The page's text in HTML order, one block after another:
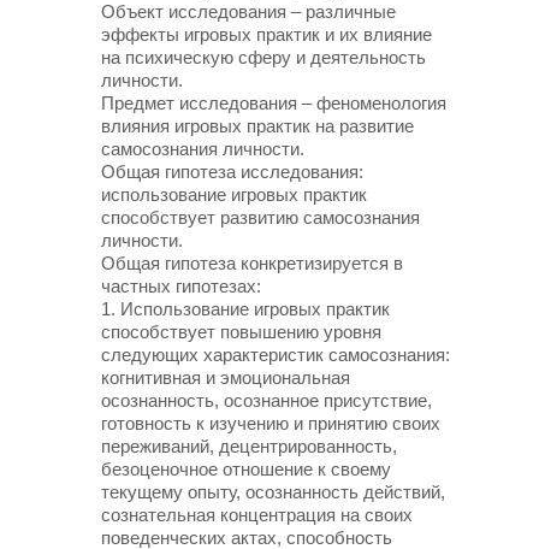
Объект исследования – различные
эффекты игровых практик и их влияние
на психическую сферу и деятельность
личности.
Предмет исследования – феноменология
влияния игровых практик на развитие
самосознания личности.
Общая гипотеза исследования:
использование игровых практик
способствует развитию самосознания
личности.
Общая гипотеза конкретизируется в
частных гипотезах:
1. Использование игровых практик
способствует повышению уровня
следующих характеристик самосознания:
когнитивная и эмоциональная
осознанность, осознанное присутствие,
готовность к изучению и принятию своих
переживаний, децентрированность,
безоценочное отношение к своему
текущему опыту, осознанность действий,
сознательная концентрация на своих
поведенческих актах, способность